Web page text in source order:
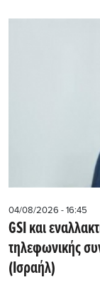
04/08/2026 - 16:45
GSI και
τηλεφωνικής συνομιλίας
(Ισραήλ)